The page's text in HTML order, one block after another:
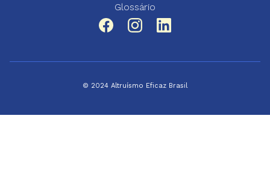
Glossário
© 2024 Altruísmo Eficaz Brasil